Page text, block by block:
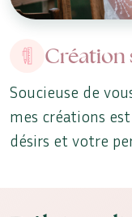
Création
Soucieuse de
mes créations est
désirs et votre